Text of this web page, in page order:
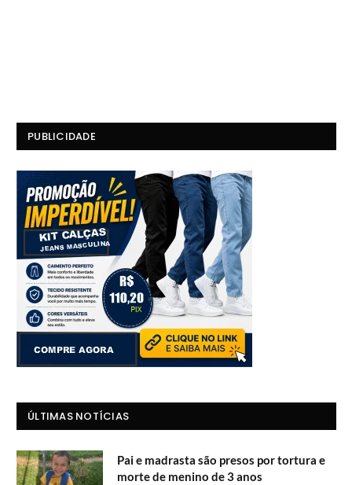
PUBLICIDADE
ÚLTIMAS NOTÍCIAS
Pai e madrasta são presos por tortura e
morte de menino de 3 anos